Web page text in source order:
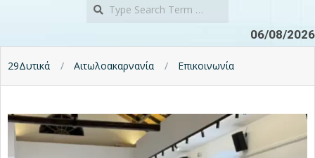
06/08/2026
29Δυτικά Αιτωλοακαρνανία Επικοινωνία